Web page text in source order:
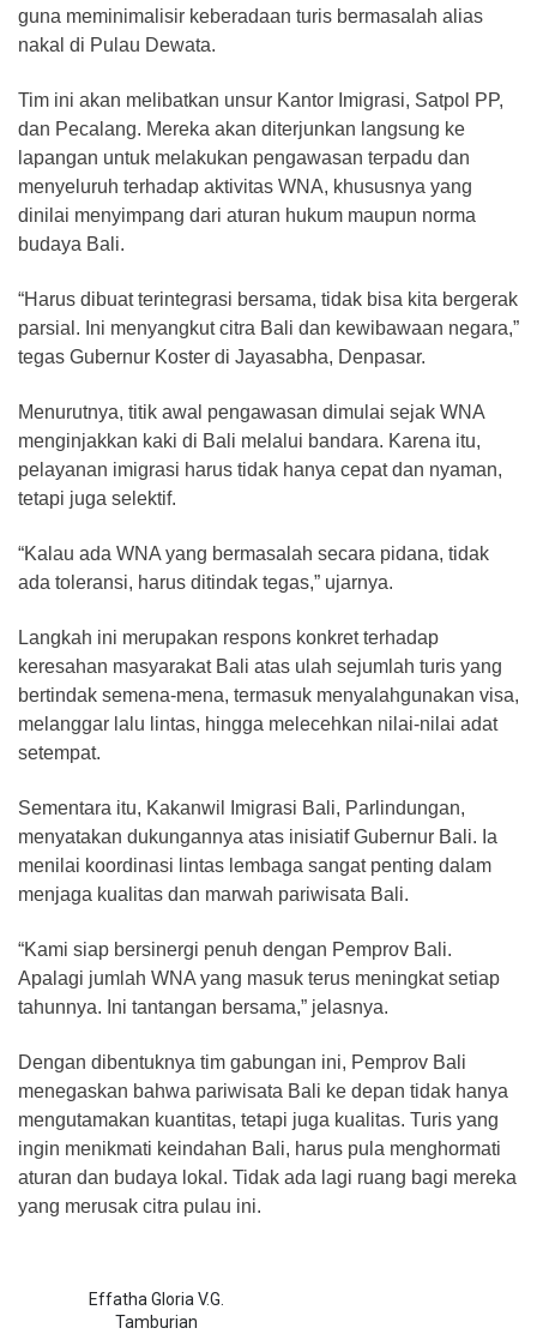
guna meminimalisir keberadaan turis bermasalah alias
nakal di Pulau Dewata.
Tim ini akan melibatkan unsur Kantor Imigrasi, Satpol PP,
dan Pecalang. Mereka akan diterjunkan langsung ke
lapangan untuk melakukan pengawasan terpadu dan
menyeluruh terhadap aktivitas WNA, khususnya yang
dinilai menyimpang dari aturan hukum maupun norma
budaya Bali.
“Harus dibuat terintegrasi bersama, tidak bisa kita bergerak
parsial. Ini menyangkut citra Bali dan kewibawaan negara,”
tegas Gubernur Koster di Jayasabha, Denpasar.
Menurutnya, titik awal pengawasan dimulai sejak WNA
menginjakkan kaki di Bali melalui bandara. Karena itu,
pelayanan imigrasi harus tidak hanya cepat dan nyaman,
tetapi juga selektif.
“Kalau ada WNA yang bermasalah secara pidana, tidak
ada toleransi, harus ditindak tegas,” ujarnya.
Langkah ini merupakan respons konkret terhadap
keresahan masyarakat Bali atas ulah sejumlah turis yang
bertindak semena-mena, termasuk menyalahgunakan visa,
melanggar lalu lintas, hingga melecehkan nilai-nilai adat
setempat.
Sementara itu, Kakanwil Imigrasi Bali, Parlindungan,
menyatakan dukungannya atas inisiatif Gubernur Bali. Ia
menilai koordinasi lintas lembaga sangat penting dalam
menjaga kualitas dan marwah pariwisata Bali.
“Kami siap bersinergi penuh dengan Pemprov Bali.
Apalagi jumlah WNA yang masuk terus meningkat setiap
tahunnya. Ini tantangan bersama,” jelasnya.
Dengan dibentuknya tim gabungan ini, Pemprov Bali
menegaskan bahwa pariwisata Bali ke depan tidak hanya
mengutamakan kuantitas, tetapi juga kualitas. Turis yang
ingin menikmati keindahan Bali, harus pula menghormati
aturan dan budaya lokal. Tidak ada lagi ruang bagi mereka
yang merusak citra pulau ini.
Effatha Gloria V.G.
Tamburian